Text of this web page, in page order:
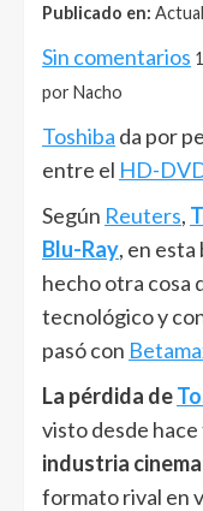
Publicado en:
Sin comentarios
por Nacho
Toshiba da por
entre el HD-
Según Reuters,
Blu-Ray, en
hecho otra cosa
tecnológico y
pasó con
La pérdida de
visto desde
industria
formato rival en